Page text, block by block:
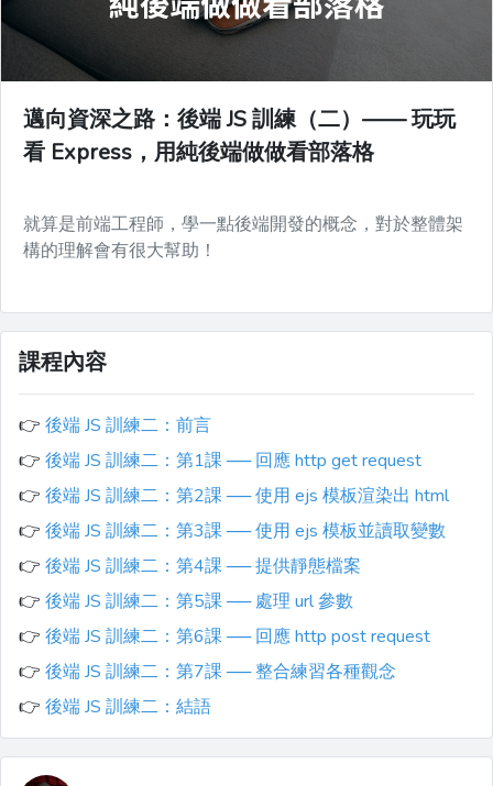
邁向資深之路：後端 JS 訓練（二）—— 玩玩
看 Express，用純後端做做看部落格
就算是前端工程師，學一點後端開發的概念，對於整體架
構的理解會有很大幫助！
課程內容
👉 後端 JS 訓練二：前言
👉 後端 JS 訓練二：第1課 ── 回應 http get request
👉 後端 JS 訓練二：第2課 ── 使用 ejs 模板渲染出 html
👉 後端 JS 訓練二：第3課 ── 使用 ejs 模板並讀取變數
👉 後端 JS 訓練二：第4課 ── 提供靜態檔案
👉 後端 JS 訓練二：第5課 ── 處理 url 參數
👉 後端 JS 訓練二：第6課 ── 回應 http post request
👉 後端 JS 訓練二：第7課 ── 整合練習各種觀念
👉 後端 JS 訓練二：結語